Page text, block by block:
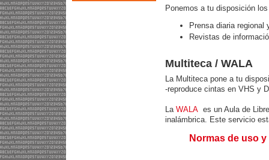
Ponemos a tu disposición
Prensa diaria regional
Revistas de
Multiteca / WALA
La Multiteca pone a tu
-reproduce cintas en VHS y
La WALA es un Aula de
inalámbrica. Este servicio
Normas de uso